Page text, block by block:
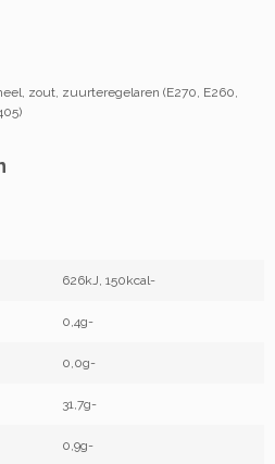
zout, zuurteregelaren (E270, E260,
626kJ, 150kcal-
0,4g-
0,0g-
31,7g-
0,9g-